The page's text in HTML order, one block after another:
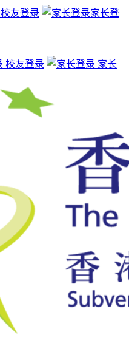
校友登录
家长登
校友登录
家长